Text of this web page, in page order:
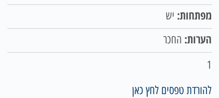
מפתחות: יש
הערות: החכר
1
להורדת טפסים לחץ כאן